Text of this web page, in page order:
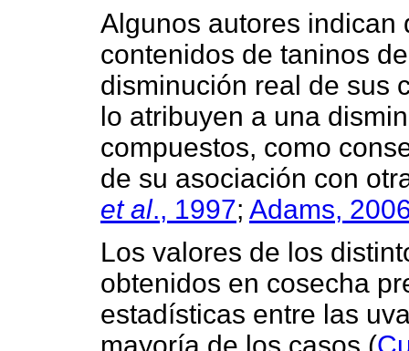
Algunos autores indican
contenidos de taninos
disminución real de sus
lo atribuyen a una
compuestos, como
de su asociación con
et al., 1997; Adams,
Los valores de los
obtenidos en cosecha
estadísticas entre las
mayoría de los casos (